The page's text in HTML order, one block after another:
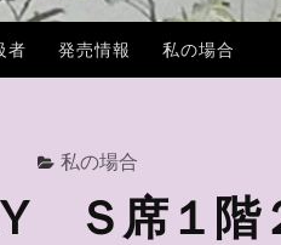
者 発売情報 私の場合
私の場合
Ｓ席１階